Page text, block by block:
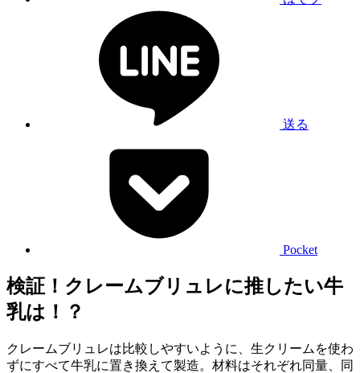
送る
Pocket
検証！クレームブリュレに推したい牛
乳は！？
クレームブリュレは比較しやすいように、生クリームを使わ
ずにすべて牛乳に置き換えて製造。材料はそれぞれ同量、同